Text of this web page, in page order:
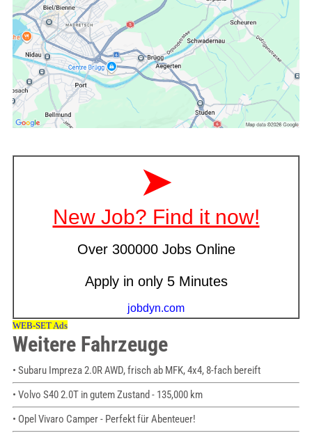
Weitere Fahrzeuge
• Subaru Impreza 2.0R AWD, frisch ab MFK, 4x4, 8-fach bereift
• Volvo S40 2.0T in gutem Zustand - 135,000 km
• Opel Vivaro Camper - Perfekt für Abenteuer!